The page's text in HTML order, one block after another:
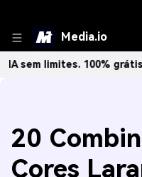
Media.io
100% grátis!
20
Cores